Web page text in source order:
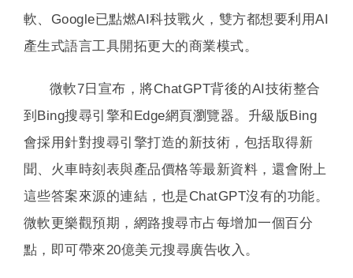
軟、Google已點燃AI科技戰火，雙方都想要利用AI
產生式語言工具開拓更大的商業模式。
微軟7日宣布，將ChatGPT背後的AI技術整合
到Bing搜尋引擎和Edge網頁瀏覽器。升級版Bing
會採用針對搜尋引擎打造的新技術，包括取得新
聞、火車時刻表與產品價格等最新資料，還會附上
這些答案來源的連結，也是ChatGPT沒有的功能。
微軟更樂觀預期，網路搜尋市占每增加一個百分
點，即可帶來20億美元搜尋廣告收入。